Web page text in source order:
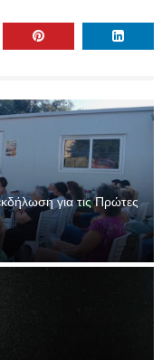
για τις Πρώτες